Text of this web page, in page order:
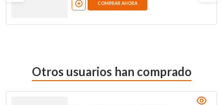
COMPRAR AHORA
Otros usuarios han comprado